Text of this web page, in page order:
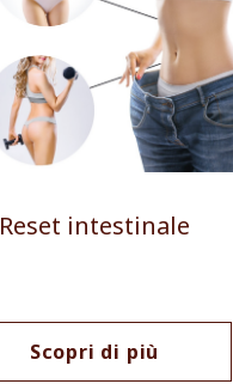
Reset intestinale
Scopri di più